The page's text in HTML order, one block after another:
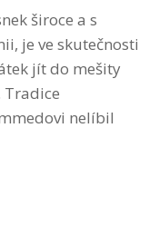
široce a s
je ve skutečnosti
jít do mešity
nelíbil